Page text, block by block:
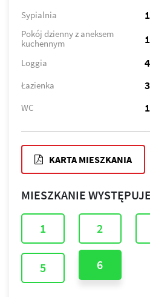
Sypialnia
Pokój dzienny z aneksem
kuchennym
Loggia
Łazienka
WC
KARTA MIESZKANIA
MIESZKANIE
1 2
5 6